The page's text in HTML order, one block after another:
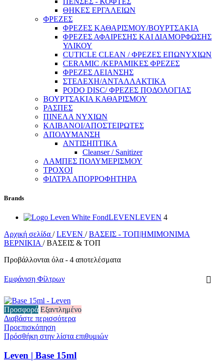
ΘΗΚΕΣ ΕΡΓΑΛΕΙΩΝ
ΦΡΕΖΕΣ
ΦΡΕΖΕΣ ΚΑΘΑΡΙΣΜΟΥ/ΒΟΥΡΤΣΑΚΙΑ
ΦΡΕΖΕΣ ΑΦΑΙΡΕΣΗΣ ΚΑΙ ΔΙΑΜΟΡΦΩΣΗΣ
ΥΛΙΚΟΥ
CUTICLE CLEAN / ΦΡΕΖΕΣ ΕΠΩΝΥΧΙΩΝ
CERAMIC /ΚΕΡΑΜΙΚΕΣ ΦΡΕΖΕΣ
ΦΡΕΖΕΣ ΛΕΙΑΝΣΗΣ
ΣΤΕΛΕΧΗ/ΑΝΤΑΛΛΑΚΤΙΚΑ
PODO DISC/ ΦΡΕΖΕΣ ΠΟΔΟΛΟΓΙΑΣ
ΒΟΥΡΤΣΑΚΙΑ ΚΑΘΑΡΙΣΜΟΥ
ΡΑΣΠΕΣ
ΠΙΝΕΛΑ ΝΥΧΙΩΝ
ΚΛΙΒΑΝΟΙ/ΑΠΟΣΤΕΙΡΩΤΕΣ
ΑΠΟΛΥΜΑΝΣΗ
ΑΝΤΙΣΗΠΤΙΚΑ
Cleanser / Sanitizer
ΛΑΜΠΕΣ ΠΟΛΥΜΕΡΙΣΜΟΥ
ΤΡΟΧΟΙ
ΦΙΛΤΡΑ ΑΠΟΡΡΟΦΗΤΗΡΑ
Brands
LEVENLEVEN 4
Αρχική σελίδα / LEVEN / ΒΑΣΕΙΣ - ΤΟΠ|ΗΜΙΜΟΝΙΜΑ
ΒΕΡΝΙΚΙΑ / ΒΑΣΕΙΣ & ΤΟΠ
Προβάλλονται όλα - 4 αποτελέσματα
Εμφάνιση Φίλτρων
Προσφορά Εξαντλημένο
Διαβάστε περισσότερα
Προεπισκόπηση
Πρόσθήκη στην λίστα επιθυμιών
Leven | Base 15ml